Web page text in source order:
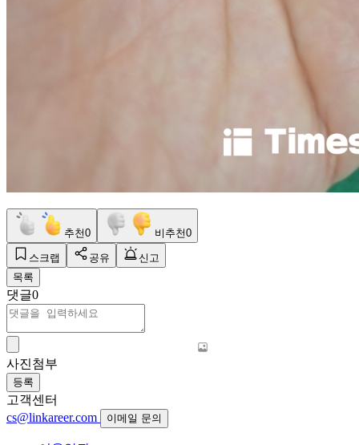
추천0 비추천0
스크랩 공유
신고
목록
댓글0
사진첨부
등록
고객센터
cs@linkareer.com
이메일 문의